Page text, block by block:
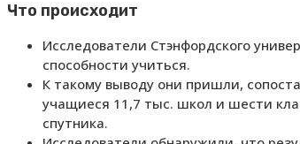
Что происходит
Исследователи Стэнфордского
способности учиться.
К такому выводу они пришли,
учащиеся 11,7 тыс. школ и шести
спутника.